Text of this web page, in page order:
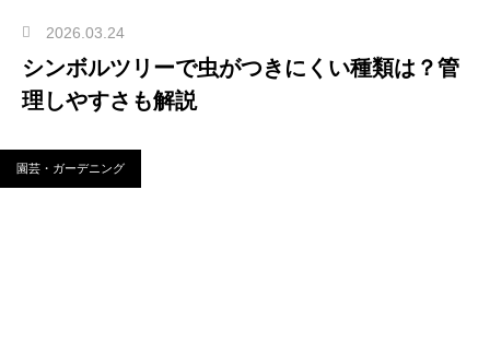
2026.03.24
シンボルツリーで虫がつきにくい種類は？管
理しやすさも解説
園芸・ガーデニング